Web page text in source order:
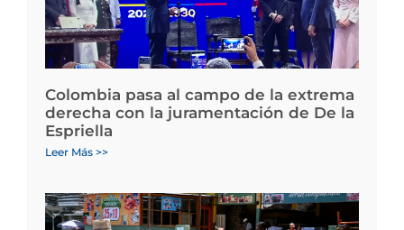
Colombia pasa al campo de la extrema
derecha con la juramentación de De la
Espriella
Leer Más >>